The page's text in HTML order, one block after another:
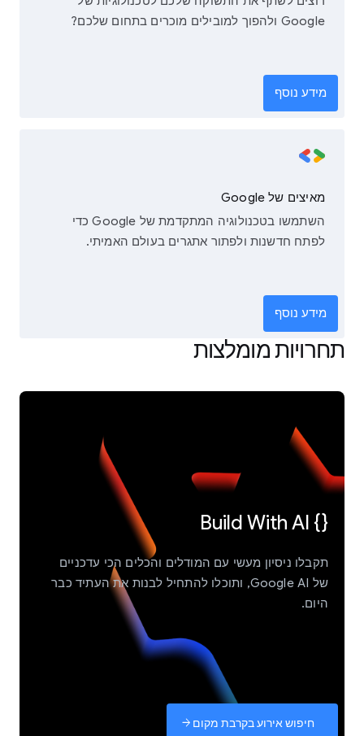
Google ולהפוך למובילים מוכרים בתחום שלכם?
מידע נוסף
מאיצים של Google
השתמשו בטכנולוגיה המתקדמת של Google כדי
לפתח חדשנות ולפתור אתגרים בעולם האמיתי.
מידע נוסף
תחרויות מומלצות
{} Build With AI
תקבלו ניסיון מעשי עם המודלים והכלים הכי עדכניים
של Google AI, ותוכלו להתחיל לבנות את העתיד כבר
היום.
חיפוש אירוע בקרבת מקום arrow_forward